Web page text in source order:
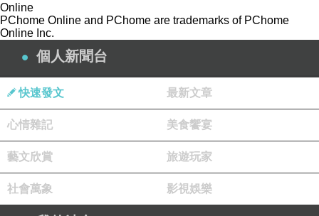
先來改外觀的顏色 , 用砂紙打磨 , 把黑色表面磨光滑 .
就好像是做模型勞作一般的手工藝 .
-
Online
PChome Online and PChome are trademarks of PChome
Online Inc.
個人新聞台
快速發文 最新文章
心情雜記 美食饗宴
藝文欣賞 旅遊玩家
社會萬象 影視娛樂